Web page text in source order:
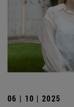
06 | 10 | 2025